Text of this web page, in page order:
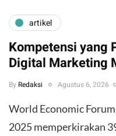
artikel
Kompetensi yang
Digital Marketing
By Redaksi Agustus 6, 2026
World Economic
2025 memperkirakan